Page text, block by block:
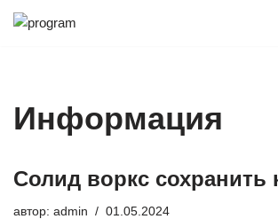
Информация
Солид воркс сохранить
автор: admin 01.05.2024